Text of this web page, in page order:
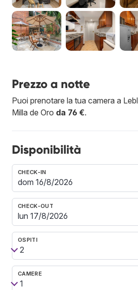
Prezzo a notte
Puoi prenotare la tua camera a
Milla de Oro da 76 €.
Disponibilità
CHECK-IN
CHECK-OUT
OSPITI
CAMERE